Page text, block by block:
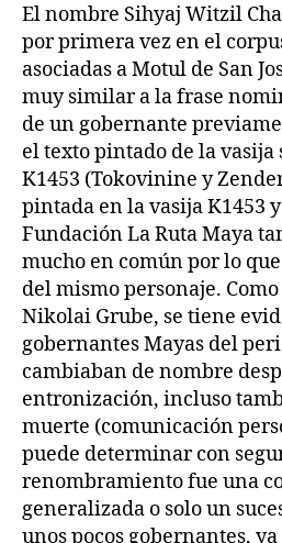
El nombre Sihyaj Witzil
por primera vez en el
asociadas a Motul de San
muy similar a la frase
de un gobernante
el texto pintado de la
K1453 (Tokovinine y
pintada en la vasija K1453
Fundación La Ruta Maya
mucho en común por lo
del mismo personaje.
Nikolai Grube, se tiene
gobernantes Mayas del
cambiaban de nombre
entronización, incluso
muerte (comunicación
puede determinar con
renombramiento fue una
generalizada o solo un
unos pocos gobernantes,